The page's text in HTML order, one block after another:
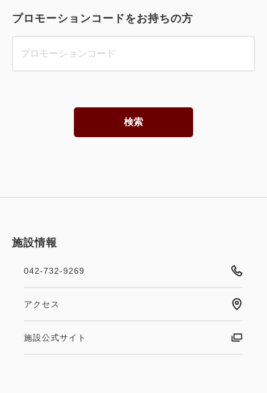
プロモーションコードをお持ちの方
検索
施設情報
042-732-9269
アクセス
施設公式サイト